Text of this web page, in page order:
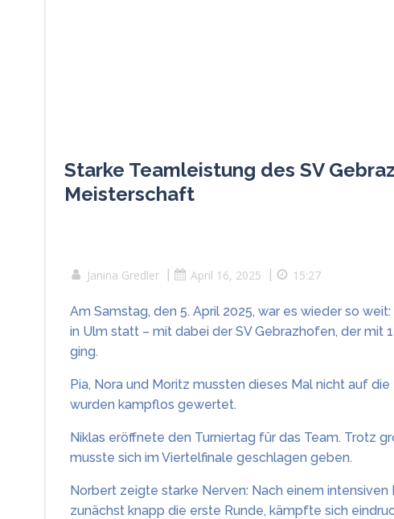
Starke Teamleistung des SV
Meisterschaft
Janina Gredler April 16, 2025 15:27
Am Samstag, den 5. April 2025, war es wieder so
in Ulm statt – mit dabei der SV Gebrazhofen, der
ging.
Pia, Nora und Moritz mussten dieses Mal nicht auf
wurden kampflos gewertet.
Niklas eröffnete den Turniertag für das Team. Trotz
musste sich im Viertelfinale geschlagen geben.
Norbert zeigte starke Nerven: Nach einem
zunächst knapp die erste Runde, kämpfte sich